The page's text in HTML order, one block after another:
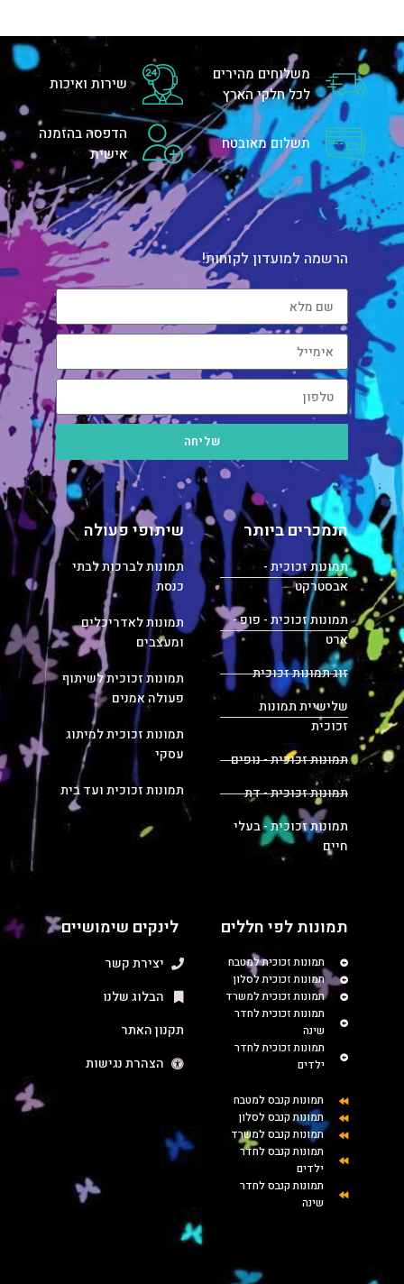
משלוחים מהירים
לכל חלקי הארץ
שירות ואיכות
תשלום מאובטח
הדפסה בהזמנה
אישית
הרשמה למועדון לקוחות!
שליחה
הנמכרים ביותר
תמונות זכוכית -
אבסטרקט
תמונות זכוכית - פופ -
ארט
זוג תמונות זכוכית
שלישיית תמונות
זכוכית
תמונות זכוכית - נופים
תמונות זכוכית - דת
תמונות זכוכית - בעלי
חיים
שיתופי פעולה
תמונות לברכות לבתי
כנסת
תמונות לאדריכלים
ומעצבים
תמונות זכוכית לשיתוף
פעולה אמנים
תמונות זכוכית למיתוג
עסקי
תמונות זכוכית ועד בית
תמונות לפי חללים
תמונות זכוכית למטבח
תמונות זכוכית לסלון
תמונות זכוכית למשרד
תמונות זכוכית לחדר
שינה
תמונות זכוכית לחדר
ילדים
תמונות קנבס למטבח
תמונות קנבס לסלון
תמונות קנבס למשרד
תמונות קנבס לחדר
ילדים
תמונות קנבס לחדר
שינה
לינקים שימושיים
יצירת קשר
הבלוג שלנו
תקנון האתר
הצהרת נגישות